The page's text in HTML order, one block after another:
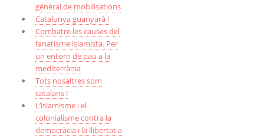
général de mobilisations
Catalunya guanyarà !
Combatre les causes del
fanatisme islamista. Per
un entorn de pau a la
mediterrània
Tots nosaltres som
catalans !
L’islamisme i el
colonialisme contra la
democràcia i la llibertat a